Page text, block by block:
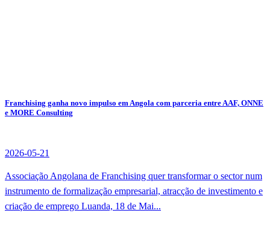
Franchising ganha novo impulso em Angola com parceria entre AAF, ONNE
e MORE Consulting
2026-05-21
Associação Angolana de Franchising quer transformar o sector num
instrumento de formalização empresarial, atracção de investimento e
criação de emprego Luanda, 18 de Mai...